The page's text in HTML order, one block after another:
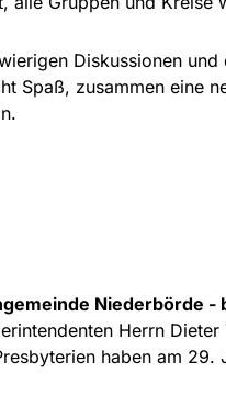
Diskussionen
Spaß, zusammen eine
Niederbörde -
Herrn
haben am 29.